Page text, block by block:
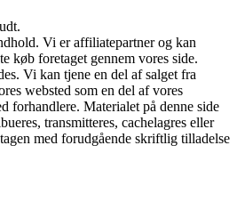
Vi er affiliatepartner og kan
køb foretaget gennem vores side.
Vi kan tjene en del af salget fra
websted som en del af vores
forhandlere. Materialet på denne side
transmitteres, cachelagres eller
med forudgående skriftlig tilladelse